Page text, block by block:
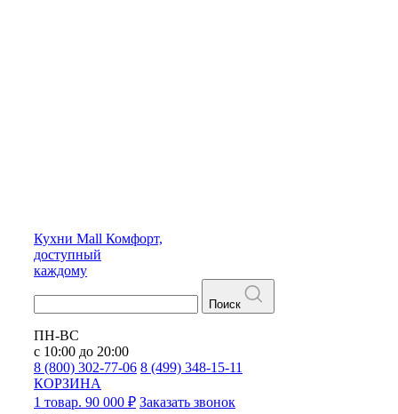
Кухни Mall Комфорт,
доступный
каждому
Поиск
ПН-ВС
с 10:00 до 20:00
8 (800) 302-77-06 8 (499) 348-15-11
КОРЗИНА
1 товар. 90 000 ₽ Заказать звонок